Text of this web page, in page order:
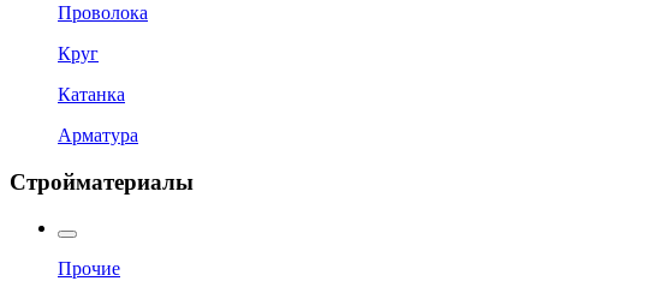
Проволока
Круг
Катанка
Арматура
Стройматериалы
Прочие